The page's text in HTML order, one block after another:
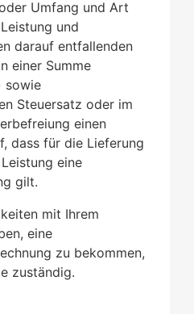
Umfang und Art
und
darauf entfallenden
einer Summe
sowie
Steuersatz oder im
einen
dass für die Lieferung
eine
gilt.
mit Ihrem
eine
zu bekommen,
zuständig.